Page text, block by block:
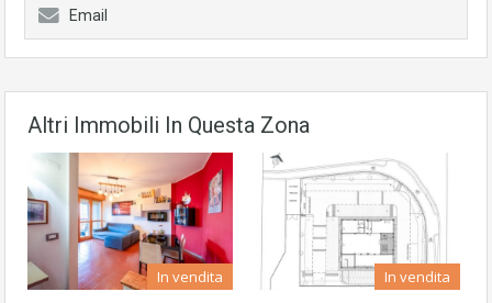
Email
Altri Immobili In Questa Zona
In vendita In vendita